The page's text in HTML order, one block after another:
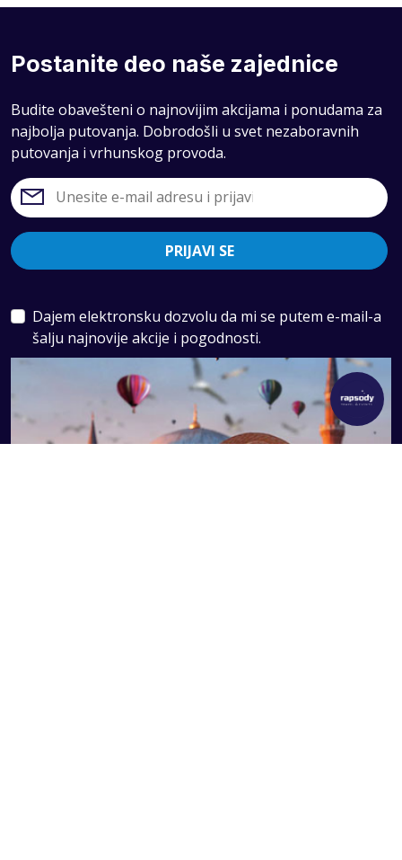
Postanite deo naše zajednice
Budite obavešteni o najnovijim akcijama i ponudama za
najbolja putovanja. Dobrodošli u svet nezaboravnih
putovanja i vrhunskog provoda.
PRIJAVI SE
Dajem elektronsku dozvolu da mi se putem e-mail-a
šalju najnovije akcije i pogodnosti.